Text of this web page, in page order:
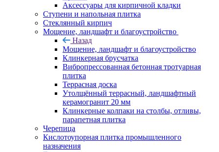
Аксессуары для кирпичной кладки
Ступени и напольная плитка
Cтеклянный кирпич
Мощение, ландшафт и благоустройство
Назад
Мощение, ландшафт и благоустройство
Клинкерная брусчатка
Вибропрессованная бетонная тротуарная
плитка
Террасная доска
Утолщённый террасный, ландшафтный
керамогранит 20 мм
Клинкерные колпаки на столбы, отливы,
парапетная плитка
Черепица
Кислотоупорная плитка промышленного
назначения